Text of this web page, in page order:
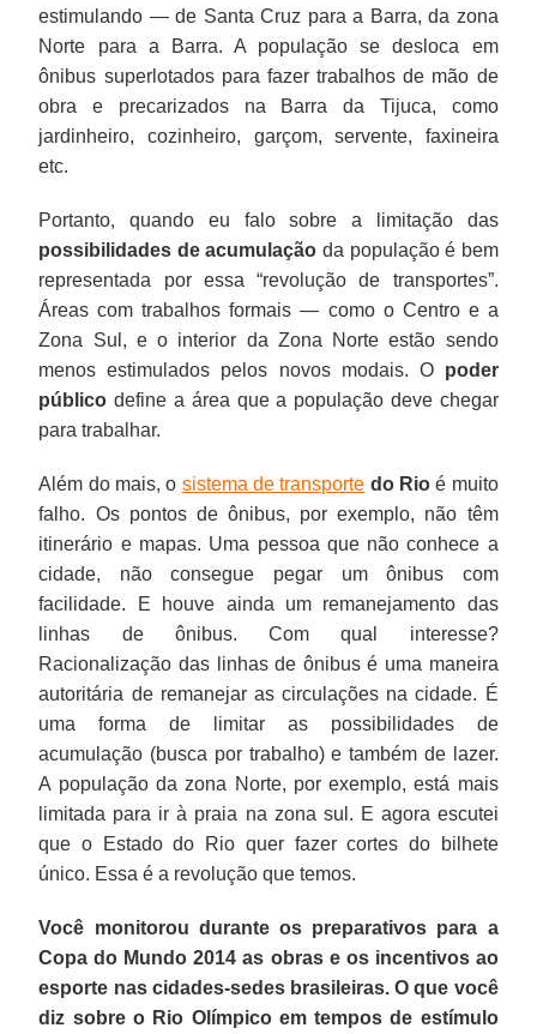
estimulando — de Santa Cruz para a Barra, da zona
Norte para a Barra. A população se desloca em
ônibus superlotados para fazer trabalhos de mão de
obra e precarizados na Barra da Tijuca, como
jardinheiro, cozinheiro, garçom, servente, faxineira
etc.
Portanto, quando eu falo sobre a limitação das
possibilidades de acumulação da população é bem
representada por essa “revolução de transportes”.
Áreas com trabalhos formais — como o Centro e a
Zona Sul, e o interior da Zona Norte estão sendo
menos estimulados pelos novos modais. Opoder
público define a área que a população deve chegar
para trabalhar.
Além do mais, o sistema de transporte do Rioé muito
falho. Os pontos de ônibus, por exemplo, não têm
itinerário e mapas. Uma pessoa que não conhece a
cidade, não consegue pegar um ônibus com
facilidade. E houve ainda um remanejamento das
linhas de ônibus. Com qual interesse?
Racionalização das linhas de ônibus é uma maneira
autoritária de remanejar as circulações na cidade. É
uma forma de limitar as possibilidades de
acumulação (busca por trabalho) e também de lazer.
A população da zona Norte, por exemplo, está mais
limitada para ir à praia na zona sul. E agora escutei
que o Estado do Rio quer fazer cortes do bilhete
único. Essa é a revolução que temos.
Você monitorou durante os preparativos para a
Copa do Mundo 2014 as obras e os incentivos ao
esporte nas cidades-sedes brasileiras. O que você
diz sobre o Rio Olímpico em tempos de estímulo